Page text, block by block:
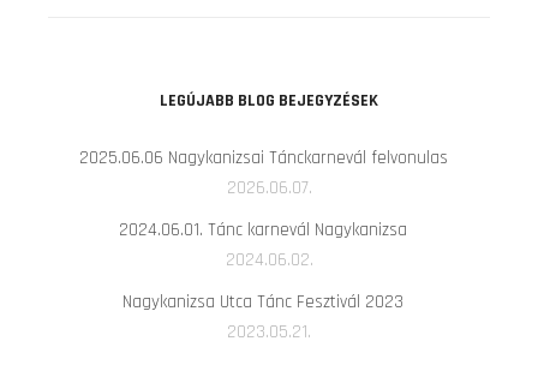
LEGÚJABB BLOG BEJEGYZÉSEK
2025.06.06 Nagykanizsai Tánckarnevál felvonulas
2026.06.07.
2024.06.01. Tánc karnevál Nagykanizsa
2024.06.02.
Nagykanizsa Utca Tánc Fesztivál 2023
2023.05.21.